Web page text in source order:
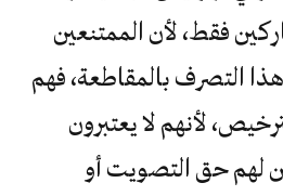
فقط، لأن الممتنعين
التصرف بالمقاطعة، فهم
لأنهم لا يعتبرون
لهم حق التصويت أو